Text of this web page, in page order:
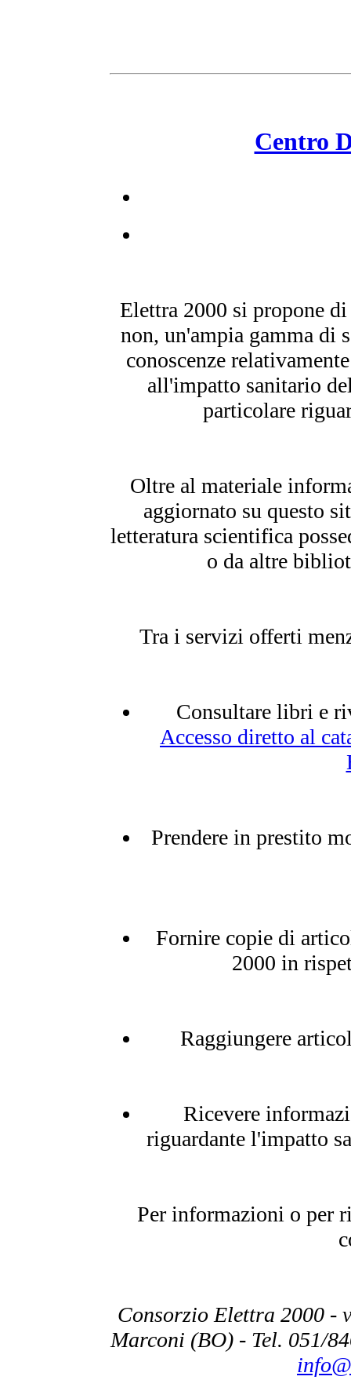
Centro
Elettra 2000 si propone
non, un'ampia gamma
conoscenze
all'impatto sanitario
particolare
Oltre al materiale
aggiornato su questo
letteratura scientifica
o da altre
Tra i servizi offerti
Consultare libri e
Accesso diretto al
Prendere in prestito
Fornire copie di
2000 in
Raggiungere
Ricevere
riguardante l'impatto
Per informazioni o per
Consorzio Elettra 2000 -
Marconi (BO) - Tel. 051/